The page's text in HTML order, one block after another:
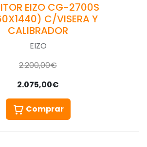
EIZO CG-2700S
C/VISERA Y
CALIBRADOR
EIZO
2.200,00€
2.075,00€
Comprar